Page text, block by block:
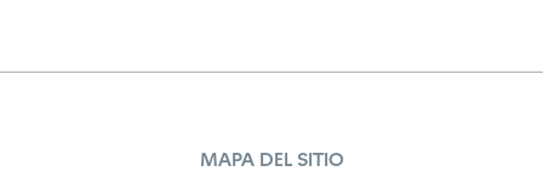
MAPA DEL SITIO